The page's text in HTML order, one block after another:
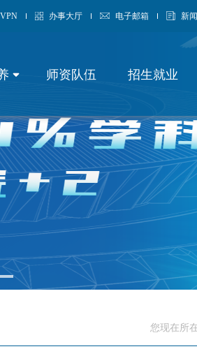
VPN 办事大厅 电子邮箱 新
师资队伍 招生就业
您现在所